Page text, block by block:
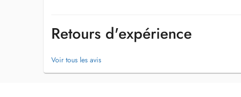
Secretariat: +352 27 99 59 59
Un centre médical pluridisciplinaire au Findel. Parcours de
Retours d'expérience
Voir tous les avis